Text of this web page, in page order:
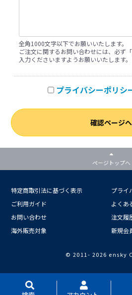
全角1000文字以下でお願いいたします。
ご注文に関するお問い合わせには、必ず
入力くださいますようお願いいたします。
プライバシーポリシ
確認ページへ
ページトップへ
特定商取引法に基づく表示
プライ
ご利用ガイド
よくあ
お問い合わせ
注文履
海外販売対象
新規会
© 2011- 2026 ensky